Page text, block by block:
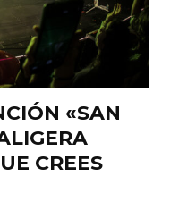
«SAN
CREES